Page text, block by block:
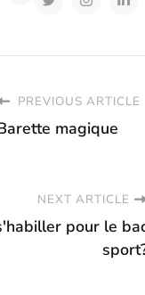
PREVIOUS ARTICLE
magique
NEXT ARTICLE
pour le